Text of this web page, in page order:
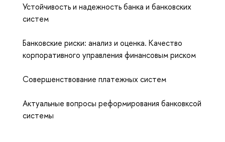
Устойчивость и надежность банка и банковских
систем
Банковские риски: анализ и оценка. Качество
корпоративного управления финансовым риском
Совершенствование платежных систем
Актуальные вопросы реформирования банковксой
системы